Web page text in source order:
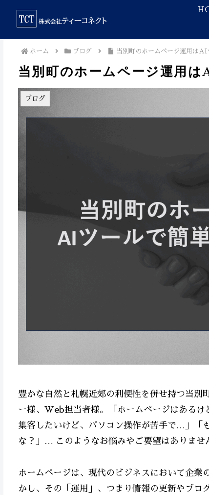
ホーム ブログ 当別町のホームページ運用は
当別町のホームページ運用
ブログ
豊かな自然と札幌近郊の利便性を併せ持つ当別
ー様、Web担当者様。「ホームページはある
集客したいけど、パソコン操作が苦手で…」「
な？」… このようなお悩みやご要望はありませ
ホームページは、現代のビジネスにおいて企業
かし、その「運用」、つまり情報の更新やブロ